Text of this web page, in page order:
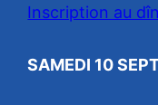
Inscription au
SAMEDI 10